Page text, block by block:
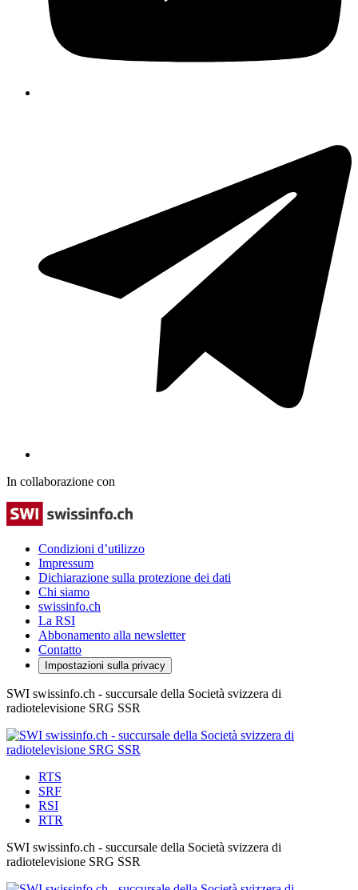
In collaborazione con
Condizioni d’utilizzo
Impressum
Dichiarazione sulla protezione dei dati
Chi siamo
swissinfo.ch
La RSI
Abbonamento alla newsletter
Contatto
Impostazioni sulla privacy
SWI swissinfo.ch - succursale della Società svizzera di
radiotelevisione SRG SSR
RTS
SRF
RSI
RTR
SWI swissinfo.ch - succursale della Società svizzera di
radiotelevisione SRG SSR